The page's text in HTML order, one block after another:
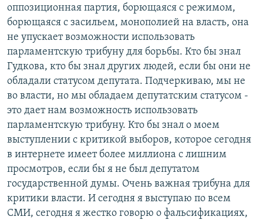
оппозиционная партия, борющаяся с режимом,
борющаяся с засильем, монополией на власть, она
не упускает возможности использовать
парламентскую трибуну для борьбы. Кто бы знал
Гудкова, кто бы знал других людей, если бы они не
обладали статусом депутата. Подчеркиваю, мы не
во власти, но мы обладаем депутатским статусом -
это дает нам возможность использовать
парламентскую трибуну. Кто бы знал о моем
выступлении с критикой выборов, которое сегодня
в интернете имеет более миллиона с лишним
просмотров, если бы я не был депутатом
государственной думы. Очень важная трибуна для
критики власти. И сегодня я выступаю по всем
СМИ, сегодня я жестко говорю о фальсификациях,